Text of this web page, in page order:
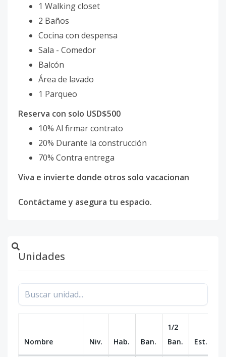
1 Walking closet
2 Baños
Cocina con despensa
Sala - Comedor
Balcón
Área de lavado
1 Parqueo
Reserva con solo USD$500
10% Al firmar contrato
20% Durante la construcción
70% Contra entrega
Viva e invierte donde otros solo vacacionan
Contáctame y asegura tu espacio.
Unidades
Nombre Niv. Hab. Ban.
1/2
Ban.
Est.